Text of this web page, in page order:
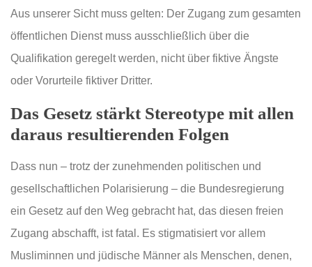
Aus unserer Sicht muss gelten: Der Zugang zum gesamten
öffentlichen Dienst muss ausschließlich über die
Qualifikation geregelt werden, nicht über fiktive Ängste
oder Vorurteile fiktiver Dritter.
Das Gesetz stärkt Stereotype mit allen
daraus resultierenden Folgen
Dass nun – trotz der zunehmenden politischen und
gesellschaftlichen Polarisierung – die Bundesregierung
ein Gesetz auf den Weg gebracht hat, das diesen freien
Zugang abschafft, ist fatal. Es stigmatisiert vor allem
Musliminnen und jüdische Männer als Menschen, denen,